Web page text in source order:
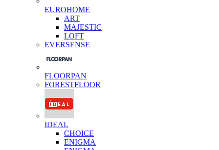
EUROHOME
ART
MAJESTIC
LOFT
EVERSENSE
FLOORPAN
FORESTFLOOR
IDEAL
CHOICE
ENIGMA